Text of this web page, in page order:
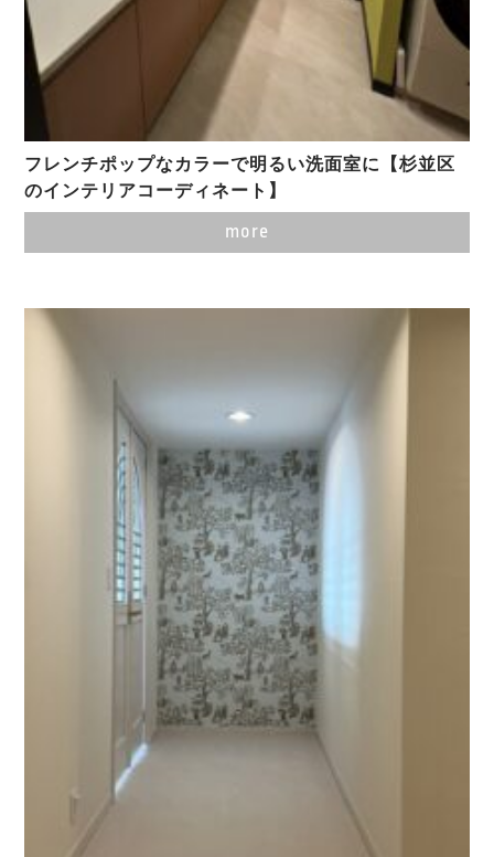
フレンチポップなカラーで明るい洗面室に【杉並区
のインテリアコーディネート】
more